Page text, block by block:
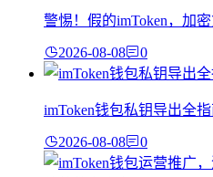
警惕！假的imToken，加
2026-08-08 0
imToken钱包私钥导出全
2026-08-08 0